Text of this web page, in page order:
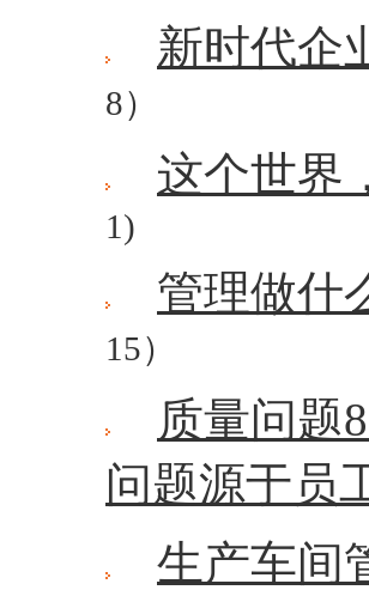
新时代企
8）
这个世界
1)
管理做什
15）
质量问题
问题源于员
生产车间